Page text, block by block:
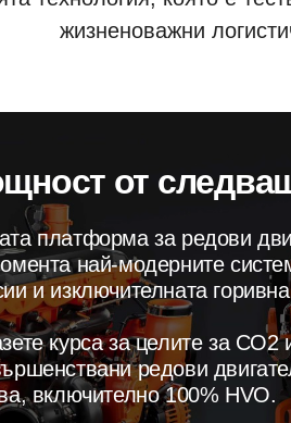
жизненоважни
от
платформа за редови
най-модерните
и изключителната
курса за целите за
редови
включително 100% HVO.